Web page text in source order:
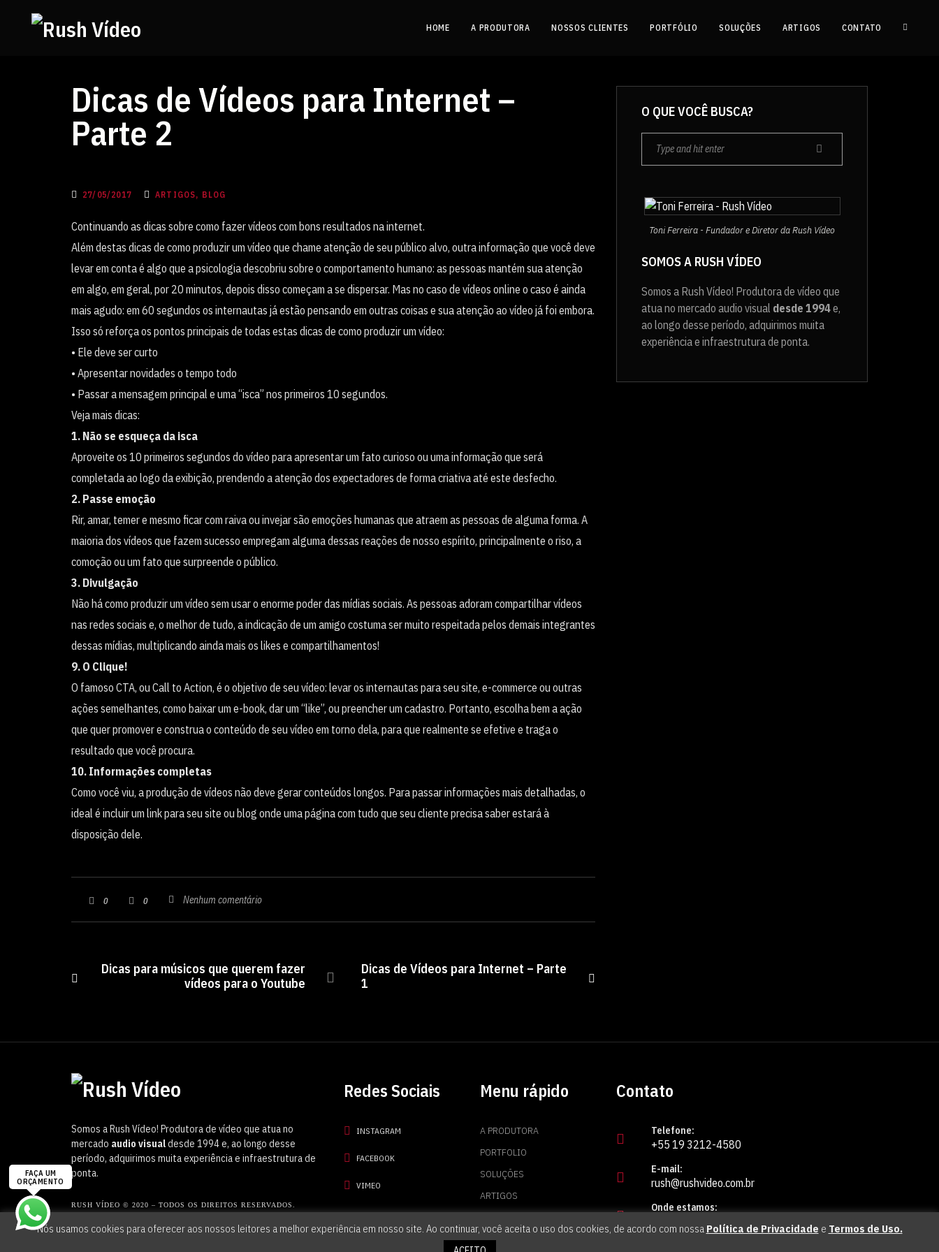
HOME A PRODUTORA NOSSOS CLIENTES PORTFÓLIO SOLUÇÕES ARTIGOS CONTATO
Dicas de Vídeos para Internet –
Parte 2
27/05/2017 ARTIGOS, BLOG
Continuando as dicas sobre como fazer vídeos com bons resultados na internet.
Além destas dicas de como produzir um vídeo que chame atenção de seu público alvo, outra informação que você deve
levar em conta é algo que a psicologia descobriu sobre o comportamento humano: as pessoas mantém sua atenção
em algo, em geral, por 20 minutos, depois disso começam a se dispersar. Mas no caso de vídeos online o caso é ainda
mais agudo: em 60 segundos os internautas já estão pensando em outras coisas e sua atenção ao vídeo já foi embora.
Isso só reforça os pontos principais de todas estas dicas de como produzir um vídeo:
• Ele deve ser curto
• Apresentar novidades o tempo todo
• Passar a mensagem principal e uma “isca” nos primeiros 10 segundos.
Veja mais dicas:
1. Não se esqueça da isca
Aproveite os 10 primeiros segundos do vídeo para apresentar um fato curioso ou uma informação que será
completada ao logo da exibição, prendendo a atenção dos expectadores de forma criativa até este desfecho.
2. Passe emoção
Rir, amar, temer e mesmo ficar com raiva ou invejar são emoções humanas que atraem as pessoas de alguma forma. A
maioria dos vídeos que fazem sucesso empregam alguma dessas reações de nosso espírito, principalmente o riso, a
comoção ou um fato que surpreende o público.
3. Divulgação
Não há como produzir um vídeo sem usar o enorme poder das mídias sociais. As pessoas adoram compartilhar vídeos
nas redes sociais e, o melhor de tudo, a indicação de um amigo costuma ser muito respeitada pelos demais integrantes
dessas mídias, multiplicando ainda mais os likes e compartilhamentos!
9. O Clique!
O famoso CTA, ou Call to Action, é o objetivo de seu vídeo: levar os internautas para seu site, e-commerce ou outras
ações semelhantes, como baixar um e-book, dar um “like”, ou preencher um cadastro. Portanto, escolha bem a ação
que quer promover e construa o conteúdo de seu vídeo em torno dela, para que realmente se efetive e traga o
resultado que você procura.
10. Informações completas
Como você viu, a produção de vídeos não deve gerar conteúdos longos. Para passar informações mais detalhadas, o
ideal é incluir um link para seu site ou blog onde uma página com tudo que seu cliente precisa saber estará à
disposição dele.
0 0 Nenhum comentário
Dicas para músicos que querem fazer
vídeos para o Youtube
Dicas de Vídeos para Internet – Parte
1
O QUE VOCÊ BUSCA?
Toni Ferreira - Fundador e Diretor da Rush Vídeo
SOMOS A RUSH VÍDEO
Somos a Rush Vídeo! Produtora de vídeo que
atua no mercado audio visual desde 1994e,
ao longo desse período, adquirimos muita
experiência e infraestrutura de ponta.
Somos a Rush Vídeo! Produtora de vídeo que atua no
mercado audio visualdesde 1994 e, ao longo desse
período, adquirimos muita experiência e infraestrutura de
ponta.
RUSH VÍDEO © 2020 – TODOS OS DIREITOS RESERVADOS.
Redes Sociais
INSTAGRAM
FACEBOOK
VIMEO
Menu rápido
A PRODUTORA
PORTFOLIO
SOLUÇÕES
ARTIGOS
Contato
Telefone:
+55 19 3212-4580
E-mail:
rush@rushvideo.com.br
Onde estamos:
Campinas, São Paulo • BR
Nós usamos cookies para oferecer aos nossos leitores a melhor experiência em nosso site. Ao continuar, você aceita o uso dos cookies, de acordo com nossa Política de Privacidade e Termos de Uso.